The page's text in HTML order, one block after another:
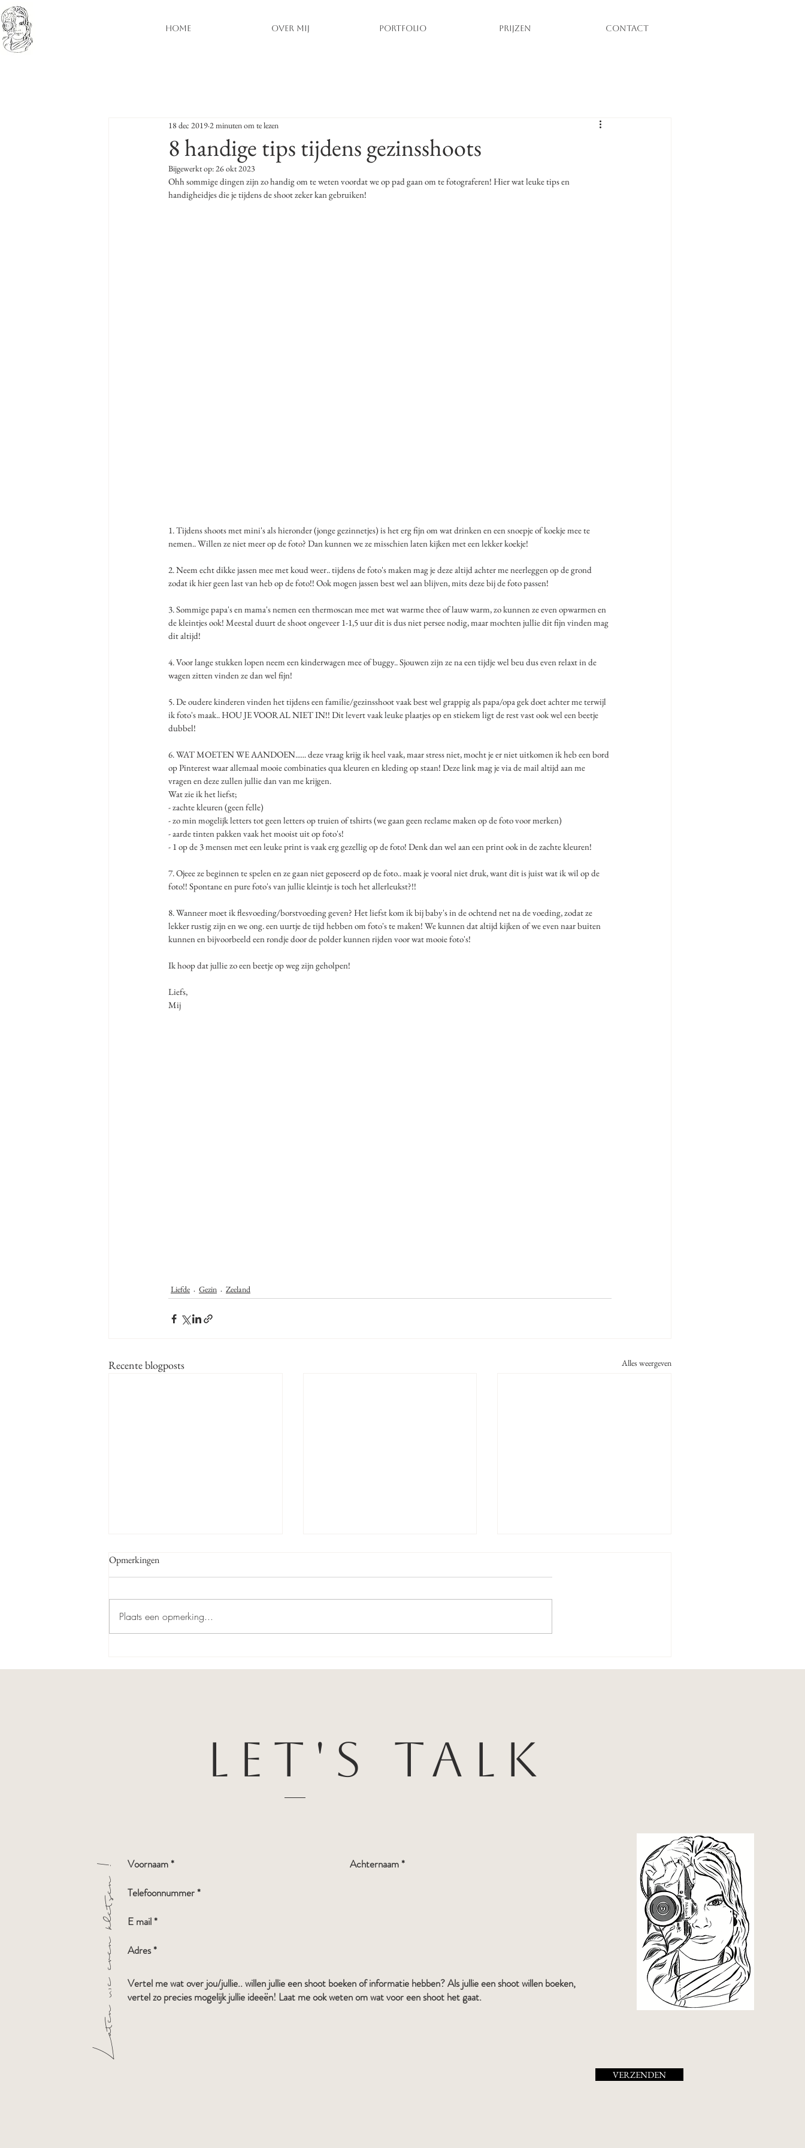
HOME OVER MIJ PORTFOLIO PRIJZEN CONTACT
8 handige tips tijdens gezinsshoots
18 dec 2019 2 minuten om te lezen
Bijgewerkt op:26 okt 2023
Ohh sommige dingen zijn zo handig om te weten voordat we op pad gaan om te fotograferen! Hier wat leuke tips en
handigheidjes die je tijdens de shoot zeker kan gebruiken!
1. Tijdens shoots met mini's als hieronder (jonge gezinnetjes) is het erg fijn om wat drinken en een snoepje of koekje mee te
nemen.. Willen ze niet meer op de foto? Dan kunnen we ze misschien laten kijken met een lekker koekje!
2. Neem echt dikke jassen mee met koud weer.. tijdens de foto's maken mag je deze altijd achter me neerleggen op de grond
zodat ik hier geen last van heb op de foto!! Ook mogen jassen best wel aan blijven, mits deze bij de foto passen!
3. Sommige papa's en mama's nemen een thermoscan mee met wat warme thee of lauw warm, zo kunnen ze even opwarmen en
de kleintjes ook! Meestal duurt de shoot ongeveer 1-1,5 uur dit is dus niet persee nodig, maar mochten jullie dit fijn vinden mag
dit altijd!
4. Voor lange stukken lopen neem een kinderwagen mee of buggy.. Sjouwen zijn ze na een tijdje wel beu dus even relaxt in de
wagen zitten vinden ze dan wel fijn!
5. De oudere kinderen vinden het tijdens een familie/gezinsshoot vaak best wel grappig als papa/opa gek doet achter me terwijl
ik foto's maak.. HOU JE VOORAL NIET IN!! Dit levert vaak leuke plaatjes op en stiekem ligt de rest vast ook wel een beetje
dubbel!
6. WAT MOETEN WE AANDOEN...... deze vraag krijg ik heel vaak, maar stress niet, mocht je er niet uitkomen ik heb een bord
op Pinterest waar allemaal mooie combinaties qua kleuren en kleding op staan! Deze link mag je via de mail altijd aan me
vragen en deze zullen jullie dan van me krijgen.
Wat zie ik het liefst;
- zachte kleuren (geen felle)
- zo min mogelijk letters tot geen letters op truien of tshirts (we gaan geen reclame maken op de foto voor merken)
- aarde tinten pakken vaak het mooist uit op foto's!
- 1 op de 3 mensen met een leuke print is vaak erg gezellig op de foto! Denk dan wel aan een print ook in de zachte kleuren!
7. Ojeee ze beginnen te spelen en ze gaan niet geposeerd op de foto.. maak je vooral niet druk, want dit is juist wat ik wil op de
foto!! Spontane en pure foto's van jullie kleintje is toch het allerleukst?!!
8. Wanneer moet ik flesvoeding/borstvoeding geven? Het liefst kom ik bij baby's in de ochtend net na de voeding, zodat ze
lekker rustig zijn en we ong. een uurtje de tijd hebben om foto's te maken! We kunnen dat altijd kijken of we even naar buiten
kunnen en bijvoorbeeld een rondje door de polder kunnen rijden voor wat mooie foto's!
Ik hoop dat jullie zo een beetje op weg zijn geholpen!
Liefs,
Mij
Liefde Gezin Zeeland
Recente blogposts Alles weergeven
Schoonheidssalon
Opmerkingen
Plaats een opmerking...
Laten we even kletsen !
Let's talk
VERZENDEN